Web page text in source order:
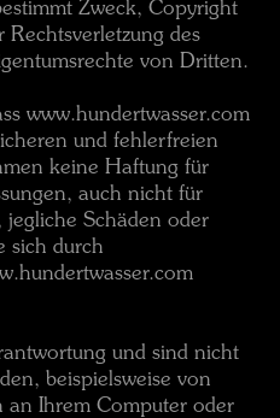
Zweck, Copyright
des
von Dritten.
www.hundertwasser.com
und fehlerfreien
keine Haftung für
auch nicht für
Schäden oder
sich durch
und sind nicht
beispielsweise von
an Ihrem Computer oder